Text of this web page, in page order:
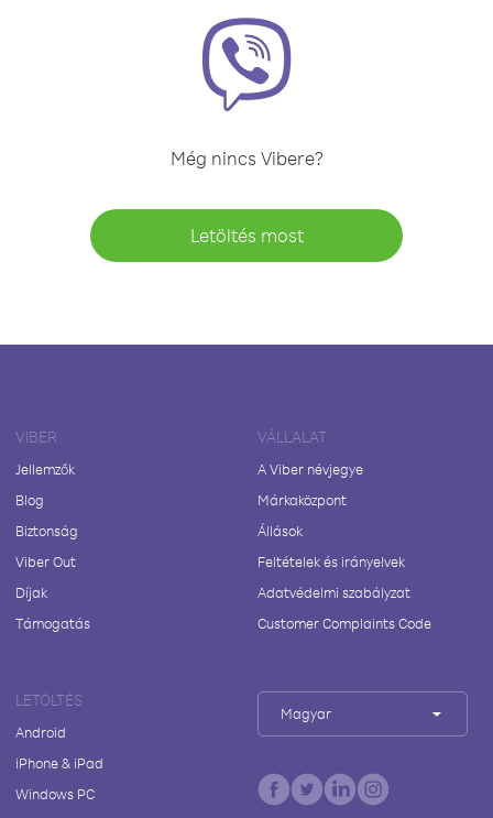
Még nincs Vibere?
Letöltés most
VIBER
Jellemzők
Blog
Biztonság
Viber Out
Díjak
Támogatás
VÁLLALAT
A Viber névjegye
Márkaközpont
Állások
Feltételek és irányelvek
Adatvédelmi szabályzat
Customer Complaints Code
LETÖLTÉS
Android
iPhone & iPad
Windows PC
Magyar